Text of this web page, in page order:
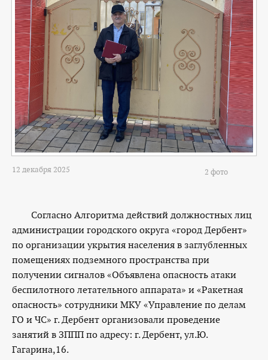
12 декабря 2025 2 фото
Согласно Алгоритма действий должностных лиц
администрации городского округа «город Дербент»
по организации укрытия населения в заглубленных
помещениях подземного пространства при
получении сигналов «Объявлена опасность атаки
беспилотного летательного аппарата» и «Ракетная
опасность» сотрудники МКУ «Управление по делам
ГО и ЧС» г. Дербент организовали проведение
занятий в ЗППП по адресу: г. Дербент, ул.Ю.
Гагарина,16.